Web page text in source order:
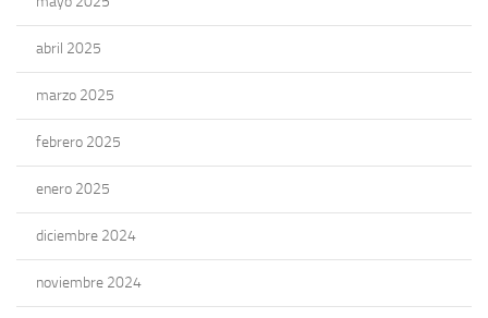
abril 2025
marzo 2025
febrero 2025
enero 2025
diciembre 2024
noviembre 2024